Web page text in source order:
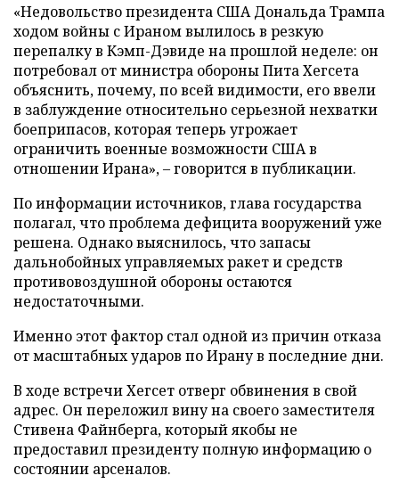
«Недовольство президента США Дональда Трампа
ходом войны с Ираном вылилось в резкую
перепалку в Кэмп-Дэвиде на прошлой неделе: он
потребовал от министра обороны Пита Хегсета
объяснить, почему, по всей видимости, его ввели
в заблуждение относительно серьезной нехватки
боеприпасов, которая теперь угрожает
ограничить военные возможности США в
отношении Ирана», – говорится в публикации.
По информации источников, глава государства
полагал, что проблема дефицита вооружений уже
решена. Однако выяснилось, что запасы
дальнобойных управляемых ракет и средств
противовоздушной обороны остаются
недостаточными.
Именно этот фактор стал одной из причин отказа
от масштабных ударов по Ирану в последние дни.
В ходе встречи Хегсет отверг обвинения в свой
адрес. Он переложил вину на своего заместителя
Стивена Файнберга, который якобы не
предоставил президенту полную информацию о
состоянии арсеналов.